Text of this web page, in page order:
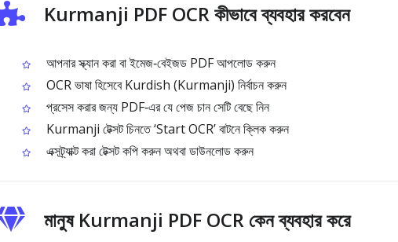
Kurmanji PDF OCR কীভাবে ব্যবহার করবেন
আপনার স্ক্যান করা বা ইমেজ‑বেইজড PDF আপলোড করুন
OCR ভাষা হিসেবে Kurdish (Kurmanji) নির্বাচন করুন
প্রসেস করার জন্য PDF‑এর যে পেজ চান সেটি বেছে নিন
Kurmanji টেক্সট চিনতে ‘Start OCR’ বাটনে ক্লিক করুন
এক্সট্র্যাক্ট করা টেক্সট কপি করুন অথবা ডাউনলোড করুন
মানুষ Kurmanji PDF OCR কেন ব্যবহার করে